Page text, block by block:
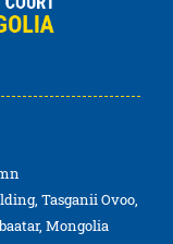
Tasganii Ovoo,
Mongolia